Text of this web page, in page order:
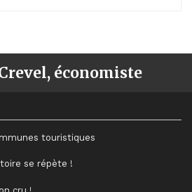
économiste
touristiques
se répète !